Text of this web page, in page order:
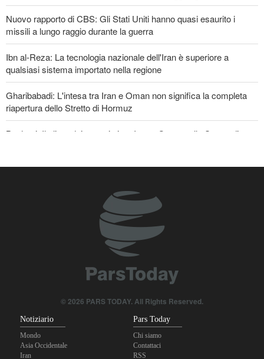
Nuovo rapporto di CBS: Gli Stati Uniti hanno quasi esaurito i
missili a lungo raggio durante la guerra
Ibn al-Reza: La tecnologia nazionale dell'Iran è superiore a
qualsiasi sistema importato nella regione
Gharibabadi: L'intesa tra Iran e Oman non significa la completa
riapertura dello Stretto di Hormuz
Baghaei: Il clima dei negoziati tra Iran e Oman sullo Stretto di
© 2026 PARS TODAY. All Rights Reserved.
Notiziario
Mondo
Asia Occidentale
Iran
Pars Today
Chi siamo
Contattaci
RSS